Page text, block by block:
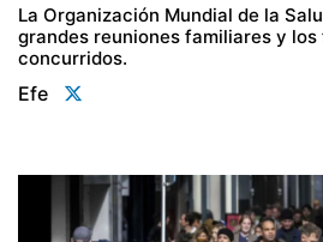
La Organización Mundial de la
grandes reuniones familiares y
concurridos.
Efe